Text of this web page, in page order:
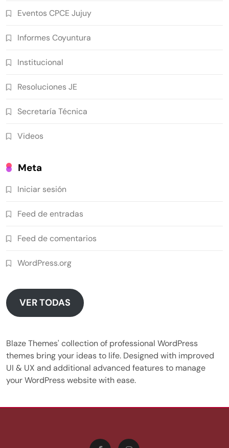
Eventos CPCE Jujuy
Informes Coyuntura
Institucional
Resoluciones JE
Secretaría Técnica
Videos
Meta
Iniciar sesión
Feed de entradas
Feed de comentarios
WordPress.org
VER TODAS
Blaze Themes' collection of professional WordPress
themes bring your ideas to life. Designed with improved
UI & UX and additional advanced features to manage
your WordPress website with ease.